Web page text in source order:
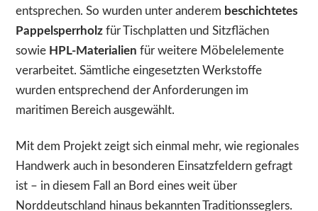
entsprechen. So wurden unter anderem beschichtetes
Pappelsperrholz für Tischplatten und Sitzflächen
sowie HPL-Materialien für weitere Möbelelemente
verarbeitet. Sämtliche eingesetzten Werkstoffe
wurden entsprechend der Anforderungen im
maritimen Bereich ausgewählt.
Mit dem Projekt zeigt sich einmal mehr, wie regionales
Handwerk auch in besonderen Einsatzfeldern gefragt
ist – in diesem Fall an Bord eines weit über
Norddeutschland hinaus bekannten Traditionsseglers.